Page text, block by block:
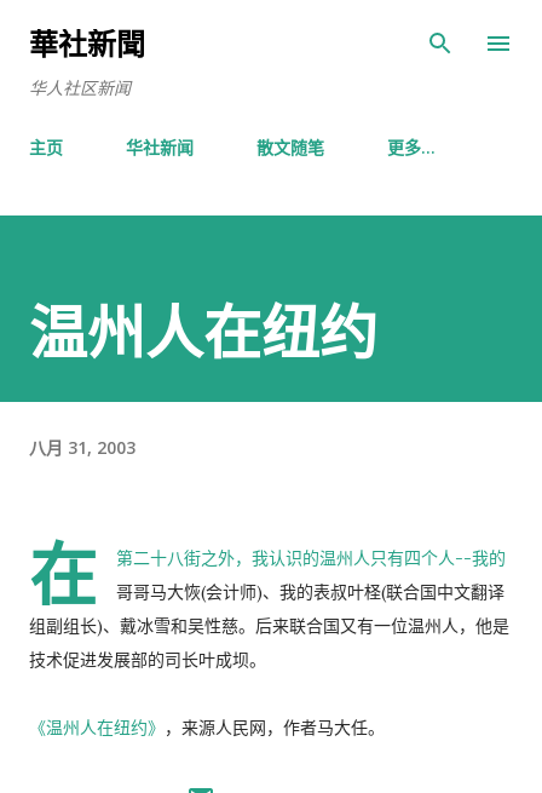
華社新聞
华人社区新闻
主页 华社新闻 散文随笔 更多…
温州人在纽约
八月 31, 2003
在
第二十八街之外，我认识的温州人只有四个人--我的
哥哥马大恢(会计师)、我的表叔叶柽(联合国中文翻译
组副组长)、戴冰雪和吴性慈。后来联合国又有一位温州人，他是
技术促进发展部的司长叶成坝。
《温州人在纽约》 ，来源人民网，作者马大任。